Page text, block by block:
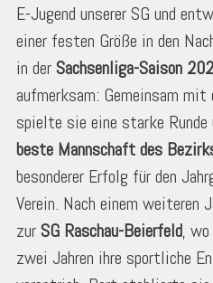
E-Jugend unserer SG und
einer festen Größe in den
in derSachsenliga-Saison
aufmerksam: Gemeinsam mit
spielte sie eine starke
beste Mannschaft des
besonderer Erfolg für den
Verein. Nach einem weiteren
zurSG Raschau-Beierfeld,
zwei Jahren ihre sportliche